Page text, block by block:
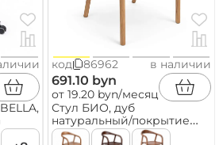
код 86962 в наличии
691.10 byn
от 19.20 byn/месяц
Стул БИО, дуб
натуральный/покрытие
бесцветное